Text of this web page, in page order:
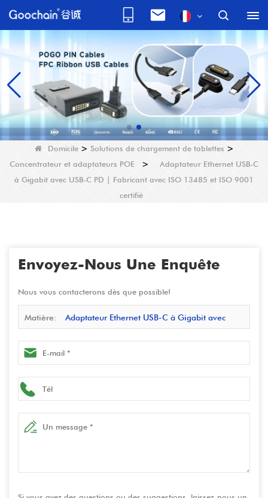
Domicile> Solutions de chargement de tablettes >
Concentrateur et adaptateurs POE >
Adaptateur Ethernet USB-C
à Gigabit avec USB-C PD | Fabricant avec ISO 13485 et ISO 9001
certifié
Envoyez-Nous Une Enquête
Nous vous contacterons dès que possible!
Matière: Adaptateur Ethernet USB-C à Gigabit avec
USB-C PD | Fabricant avec ISO 13485 et ISO 9001
certifié